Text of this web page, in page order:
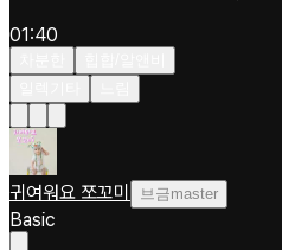
01:40
귀여워요 쪼꼬미 브금master
Basic